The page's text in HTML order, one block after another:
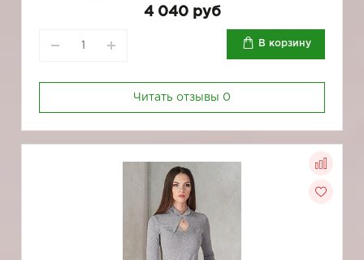
4 040 руб
В корзину
Читать отзывы 0